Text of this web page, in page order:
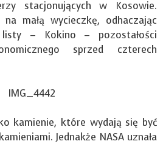
stacjonujących w Kosowie.
małą wycieczkę, odhaczając
– Kokino – pozostałości
sprzed czterech
które wydają się być
Jednakże NASA uznała